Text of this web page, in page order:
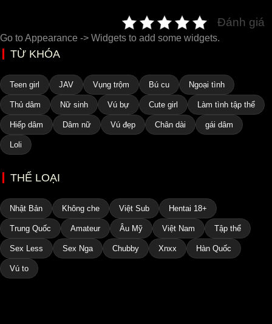
Đánh giá
Go to Appearance -> Widgets to add some widgets.
TỪ KHÓA
Teen girl JAV Vụng trộm Bú cu Ngoại tình
Thủ dâm Nữ sinh Vú bự Cute girl Làm tình tập thể
Hiếp dâm Dâm nữ Vú đẹp Chân dài gái dâm
Loli
THỂ LOẠI
Nhật Bản Không che Việt Sub Hentai 18+
Trung Quốc Amateur Âu Mỹ Việt Nam Tập thể
Sex Less Sex Nga Chubby Xnxx Hàn Quốc
Vú to